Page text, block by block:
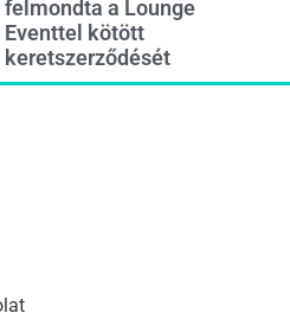
felmondta a Lounge
Eventtel kötött
keretszerződését